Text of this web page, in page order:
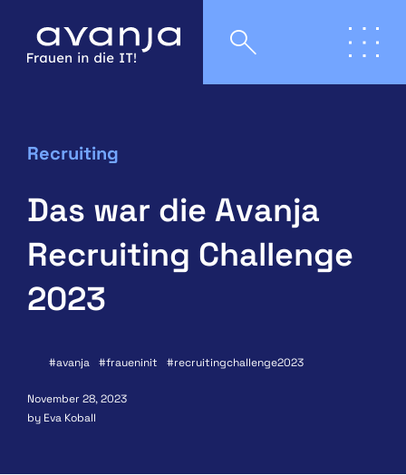
Recruiting
Das war die Avanja
Recruiting Challenge
2023
avanja fraueninit recruitingchallenge2023
November 28, 2023
by Eva Koball